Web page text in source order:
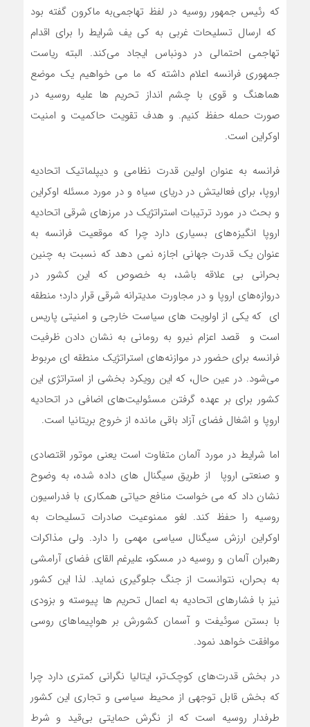
که رئیس جمهور روسیه در لفظ تهاجمی‌به ماکرون گفته بود
که ارسال تسلیحات غربی به کی یف شرایط را برای اقدام
تهاجمی احتمالی در دونباس ایجاد می‌کند. البته ریاست
جمهوری فرانسه اعلام داشته که ما می خواهیم یک موضع
هماهنگ و قوی با چشم انداز تحریم ها علیه روسیه در
صورت حمله حفظ کنیم. و هدف تقویت حاکمیت و امنیت
اوکراین است.
فرانسه به عنوان اولین قدرت نظامی و دیپلماتیک اتحادیه
اروپا، برای فعالیتش در دریای سیاه و در مورد مسئله اوکراین
و بحث در مورد ترتیبات استراتژیک در مرزهای شرقی اتحادیه
اروپا انگیزه‌های بسیاری دارد چرا که موقعیت فرانسه به
عنوان یک قدرت جهانی اجازه نمی دهد که نسبت به چنین
بحرانی بی علاقه باشد، به خصوص که این کشور در
دروازه‌های اروپا و در مجاورت مدیترانه شرقی قرار دارد؛ منطقه
ای که یکی از اولویت های سیاست خارجی و امنیتی پاریس
است و قصد اعزام نیرو به رومانی به نشان دادن ظرفیت
فرانسه برای حضور در موازنه‌های استراتژیک منطقه ای مربوط
می‌شود. در عین حال، که این رویکرد بخشی از استراتژی این
کشور برای بر عهده گرفتن مسئولیت‌های اضافی در اتحادیه
اروپا و اشغال فضای آزاد باقی مانده از خروج بریتانیا است.
اما شرایط در مورد آلمان متفاوت است یعنی موتور اقتصادی
و صنعتی اروپا از طریق سیگنال های داده شده، به وضوح
نشان داد که می خواست منافع حیاتی همکاری با فدراسیون
روسیه را حفظ کند. لغو ممنوعیت صادرات تسلیحات به
اوکراین ارزش سیگنال سیاسی مهمی را دارد. ولی مذاکرات
رهبران آلمان و روسیه در مسکو، علیرغم القای فضای آرامشی
به بحران، نتوانست از جنگ جلوگیری نماید. لذا این کشور
نیز با فشارهای اتحادیه به اعمال تحریم ها پیوسته و بزودی
با بستن سوئیفت و آسمان کشورش بر هواپیماهای روسی
موافقت خواهد نمود.
در بخش قدرت‌های کوچک‌تر، ایتالیا نگرانی کمتری دارد چرا
که بخش قابل توجهی از محیط سیاسی و تجاری این کشور
طرفدار روسیه است که از نگرش حمایتی بی‌قید و شرط